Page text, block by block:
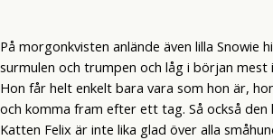
På morgonkvisten anlände även lilla Snowie
surmulen och trumpen och låg i början mest
Hon får helt enkelt bara vara som hon är,
och komma fram efter ett tag. Så också den
Katten Felix är inte lika glad över alla